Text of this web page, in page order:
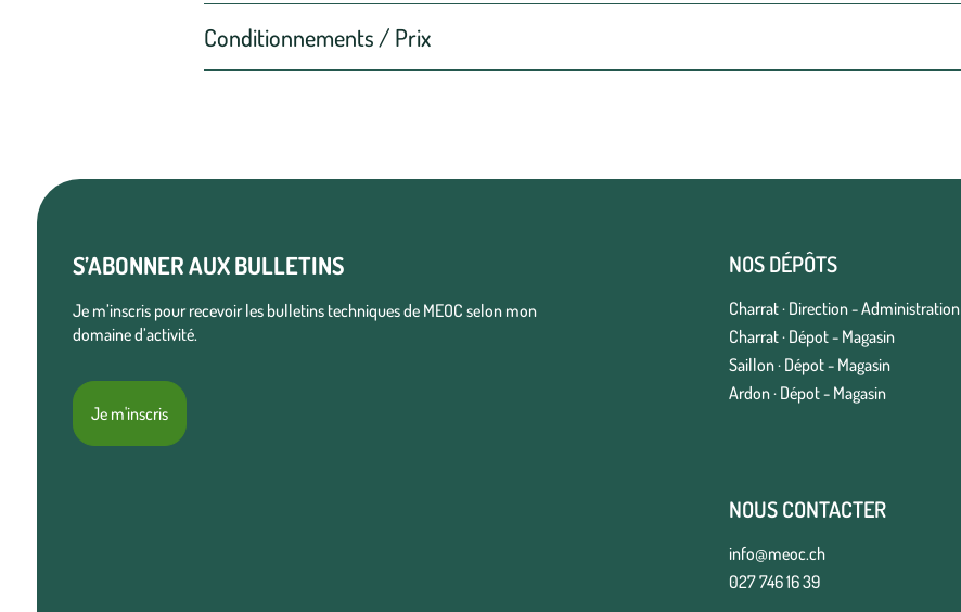
Conditionnements / Prix
S’ABONNER AUX BULLETINS
Je m’inscris pour recevoir les bulletins techniques de MEOC selon mon
domaine d’activité.
Je m'inscris
NOS DÉPÔTS
Charrat · Direction - Administration
Charrat · Dépot - Magasin
Saillon · Dépot - Magasin
Ardon · Dépot - Magasin
NOUS CONTACTER
info@meoc.ch
027 746 16 39